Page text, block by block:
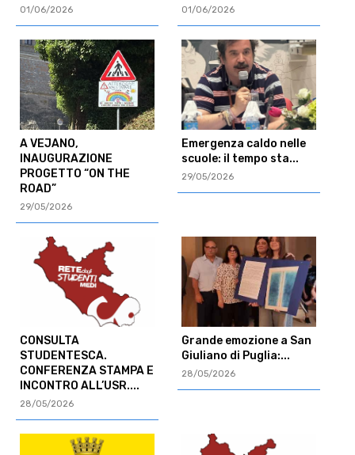
01/06/2026 01/06/2026
A VEJANO,
INAUGURAZIONE
PROGETTO “ON THE
ROAD”
29/05/2026
Emergenza caldo nelle
scuole: il tempo sta...
29/05/2026
CONSULTA
STUDENTESCA.
CONFERENZA STAMPA E
INCONTRO ALL’USR....
28/05/2026
Grande emozione a San
Giuliano di Puglia:...
28/05/2026